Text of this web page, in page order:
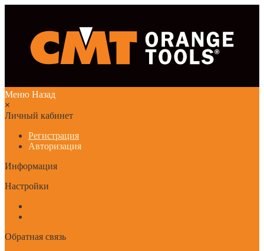
Меню Назад
×
Личный кабинет
Регистрация
Авторизация
Информация
Настройки
Обратная связь